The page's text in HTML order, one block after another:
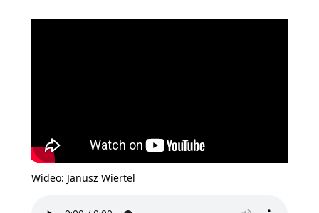
Wideo: Janusz Wiertel